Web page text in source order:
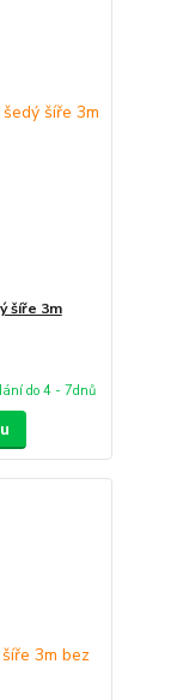
šíře 3m
do 4 - 7dnů